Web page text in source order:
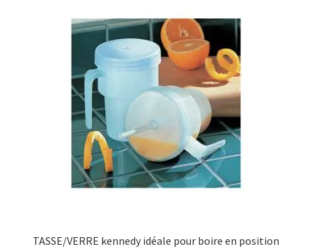
TASSE/VERRE kennedy idéale pour boire en position